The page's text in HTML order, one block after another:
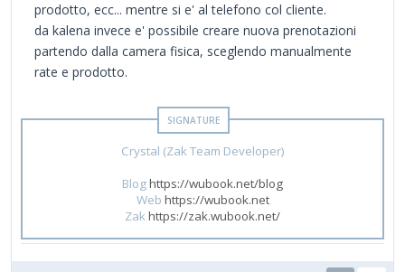
prodotto, ecc... mentre si e' al telefono col cliente.
da kalena invece e' possibile creare nuova prenotazioni
partendo dalla camera fisica, sceglendo manualmente
rate e prodotto.
Crystal (Zak Team Developer)
Bloghttps://wubook.net/blog
Web https://wubook.net
Zakhttps://zak.wubook.net/